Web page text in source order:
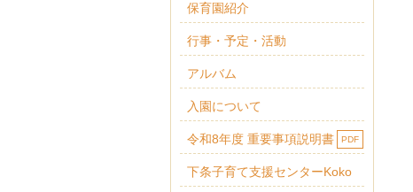
保育園紹介
行事・予定・活動
アルバム
入園について
令和8年度 重要事項説明書 PDF
下条子育て支援センターKoko